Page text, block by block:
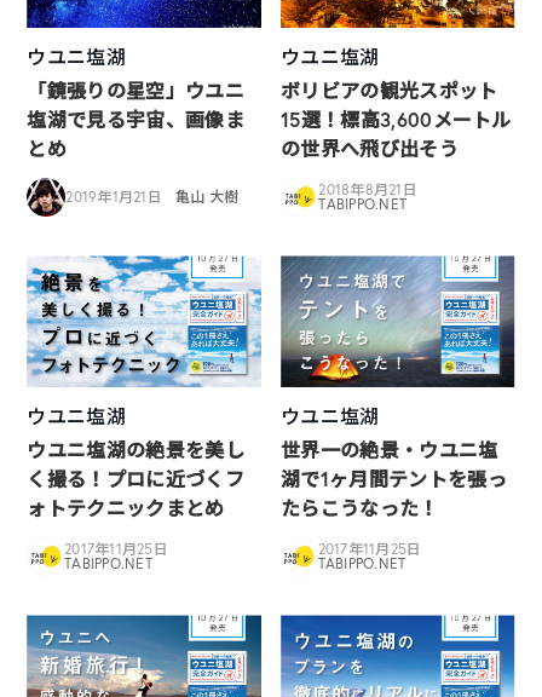
ウユニ塩湖
「鏡張りの星空」ウユニ
塩湖で見る宇宙、画像ま
とめ
2019年1月21日 亀山 大樹
ウユニ塩湖
ボリビアの観光スポット
15選！標高3,600メートル
の世界へ飛び出そう
2018年8月21日
TABIPPO.NET
ウユニ塩湖
ウユニ塩湖の絶景を美し
く撮る！プロに近づくフ
ォトテクニックまとめ
2017年11月25日
TABIPPO.NET
ウユニ塩湖
世界一の絶景・ウユニ塩
湖で1ヶ月間テントを張っ
たらこうなった！
2017年11月25日
TABIPPO.NET